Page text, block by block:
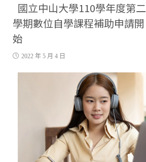
國立中山大學110學年度第二
學期數位自學課程補助申請開
始
2022 年 5 月 4 日